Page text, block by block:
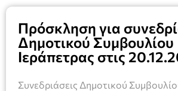
Πρόσκληση για
Δημοτικού Συμβουλίου
Ιεράπετρας στις
Συνεδριάσεις Δημοτικού